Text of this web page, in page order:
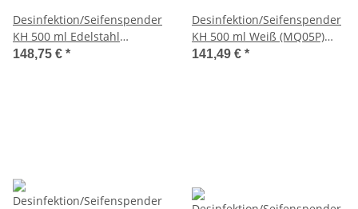
Desinfektion/Seifenspender
KH 500 ml Edelstahl
(MQ05E) (MediQo-line)
148,75 € *
Desinfektion/Seifenspender
KH 500 ml Weiß (MQ05P)
(MediQo-line)
141,49 € *